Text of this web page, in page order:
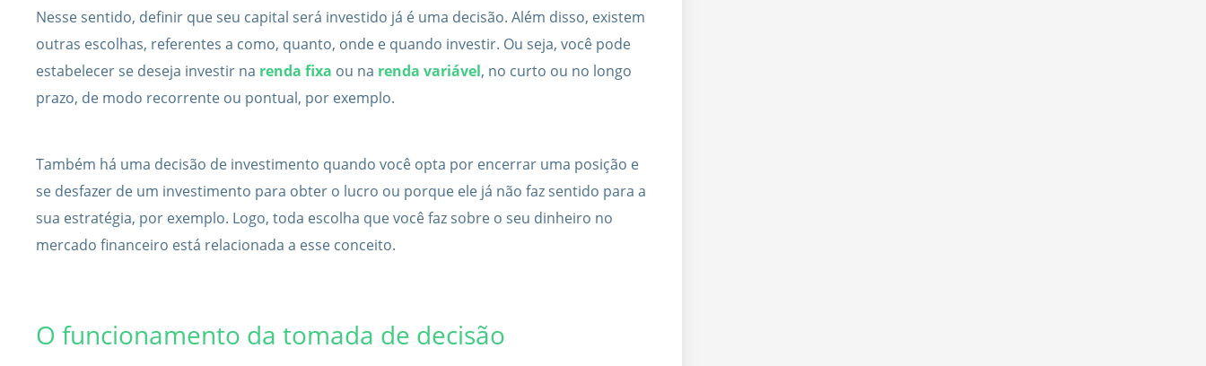
Nesse sentido, definir que seu capital será investido já é uma decisão. Além disso, existem
outras escolhas, referentes a como, quanto, onde e quando investir. Ou seja, você pode
estabelecer se deseja investir na renda fixa ou na renda variável, no curto ou no longo
prazo, de modo recorrente ou pontual, por exemplo.
Também há uma decisão de investimento quando você opta por encerrar uma posição e
se desfazer de um investimento para obter o lucro ou porque ele já não faz sentido para a
sua estratégia, por exemplo. Logo, toda escolha que você faz sobre o seu dinheiro no
mercado financeiro está relacionada a esse conceito.
O funcionamento da tomada de decisão